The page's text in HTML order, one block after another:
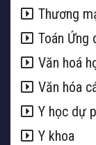
Thương
Toán Ứng
Văn hoá
Văn hóa
Y học dự
Y khoa